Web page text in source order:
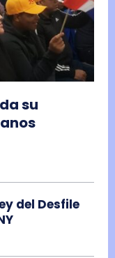
su
del Desfile